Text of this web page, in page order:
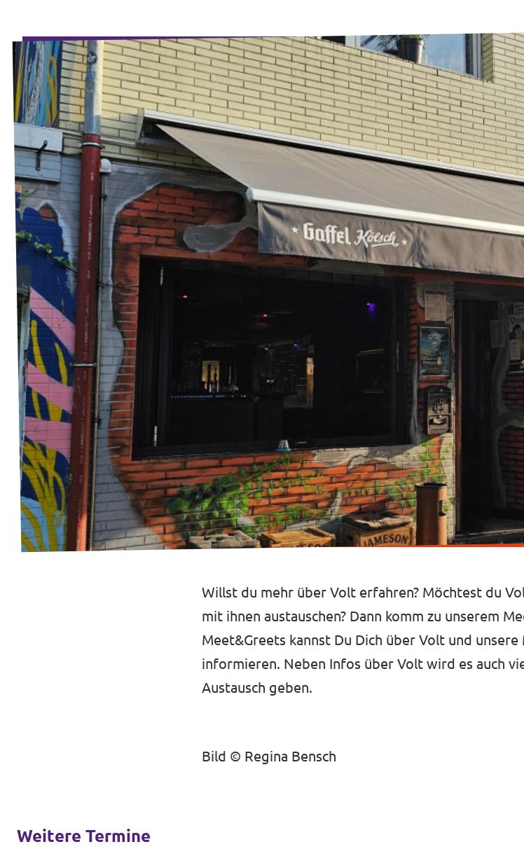
Presse
Mach bei uns mit!
Deine Spende für Volt!
Kontakt
Ratsfraktion Köln
Transparenzregister
Datenschutz
Impressum
Willst du mehr über Volt erfahren? Möchtest du
mit ihnen austauschen? Dann komm zu unserem
Meet&Greets kannst Du Dich über Volt und
informieren. Neben Infos über Volt wird es auch
Austausch geben.
Bild ©️ Regina Bensch
Weitere Termine